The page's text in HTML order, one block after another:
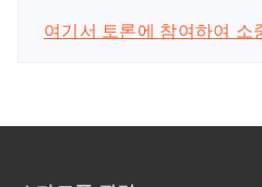
여기서 토론에 참여하여 소